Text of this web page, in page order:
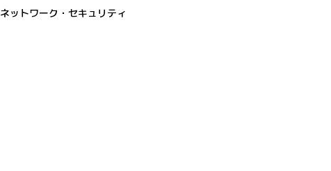
ネットワーク・セキュリティ